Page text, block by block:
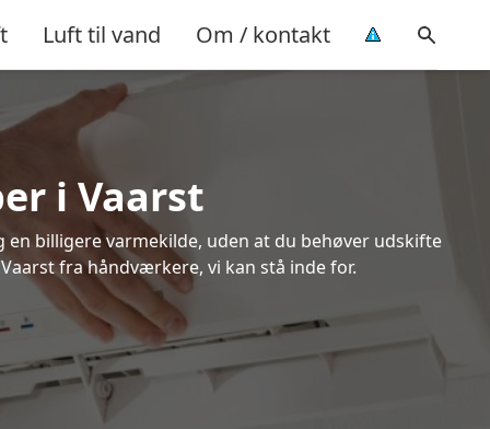
Luft til vand Om / kontakt
i Vaarst
billigere varmekilde, uden at du behøver udskifte
fra håndværkere, vi kan stå inde for.